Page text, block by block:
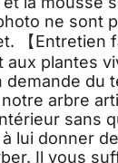
ne sont
【Entretien
aux plantes
demande du
arbre
sans
lui donner
Il vous